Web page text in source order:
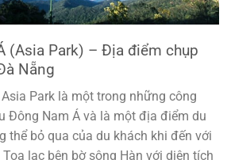
(Asia Park) – Địa điểm chụp
Nẵng
Park là một trong những công
Đông Nam Á và là một địa điểm du
thể bỏ qua của du khách khi đến với
lạc bên bờ sông Hàn với diện tích